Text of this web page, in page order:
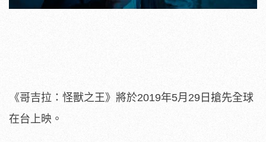
《哥吉拉：怪獸之王》將於2019年5月29日搶先全球
在台上映。